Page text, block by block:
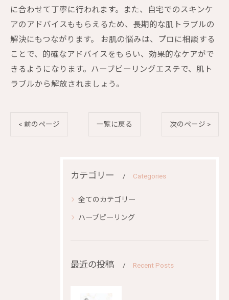
に合わせて丁寧に行われます。また、自宅でのスキンケ
アのアドバイスももらえるため、長期的な肌トラブルの
解決にもつながります。 お肌の悩みは、プロに相談する
ことで、的確なアドバイスをもらい、効果的なケアがで
きるようになります。ハーブピーリングエステで、肌ト
ラブルから解放されましょう。
< 前のページ 一覧に戻る 次のページ >
カテゴリー Categories
全てのカテゴリー
ハーブピーリング
最近の投稿 Recent Posts